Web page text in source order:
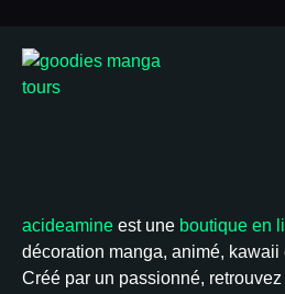
acideamine est une boutique en
décoration manga, animé, kawaii
Créé par un passionné,